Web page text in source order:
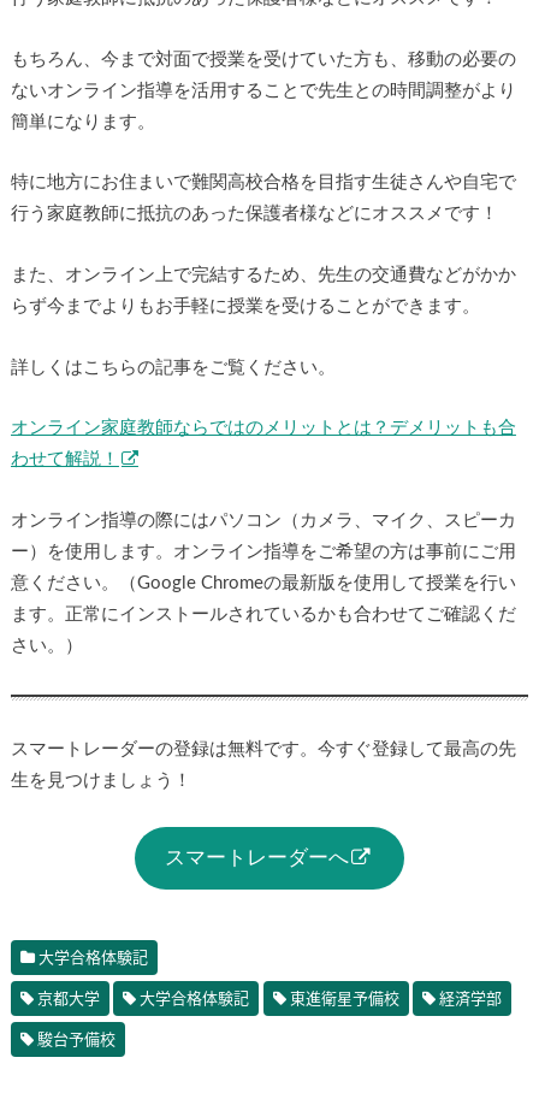
もちろん、今まで対面で授業を受けていた方も、移動の必要の
ないオンライン指導を活用することで先生との時間調整がより
簡単になります。
特に地方にお住まいで難関高校合格を目指す生徒さんや自宅で
行う家庭教師に抵抗のあった保護者様などにオススメです！
また、オンライン上で完結するため、先生の交通費などがかか
らず今までよりもお手軽に授業を受けることができます。
詳しくはこちらの記事をご覧ください。
オンライン家庭教師ならではのメリットとは？デメリットも合
わせて解説！
オンライン指導の際にはパソコン（カメラ、マイク、スピーカ
ー）を使用します。オンライン指導をご希望の方は事前にご用
意ください。（Google Chromeの最新版を使用して授業を行い
ます。正常にインストールされているかも合わせてご確認くだ
さい。）
スマートレーダーの登録は無料です。今すぐ登録して最高の先
生を見つけましょう！
スマートレーダーへ
大学合格体験記
京都大学 大学合格体験記 東進衛星予備校 経済学部
駿台予備校